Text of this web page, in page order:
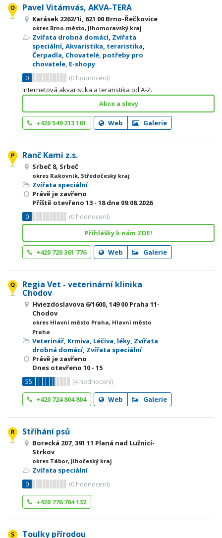
Pavel Vitámvás, AKVA-TERA
Karásek 2262/1i, 621 00 Brno-Řečkovice
okres Brno-město, Jihomoravský kraj
Zvířata drobná domácí, Zvířata
speciální, Akvaristika, teraristika,
Čerpadla, Chovatelé, potřeby pro
chovatele, E-shopy
0
(0 hodnocení)
Internetová akvaristika a teraristika od A-Z.
Akce a slevy
+420 549 213 161 Web Galerie
Ranč Kami z.s.
Srbeč 8, Srbeč
okres Rakovník, Středočeský kraj
Zvířata speciální
Právě je zavřeno
Příště otevřeno 13 - 18dne 09.08.2026
0
(0 hodnocení)
Přihlášky k nám ZDE!
+420 720 361 776 Web Galerie
Regia Vet - veterinární klinika
Chodov
Hviezdoslavova 6/1600, 149 00 Praha 11-
Chodov
okres Hlavní město Praha, Hlavní město
Praha
Veterinář, Krmiva, Léčiva, léky, Zvířata
drobná domácí, Zvířata speciální
Právě je zavřeno
Dnes otevřeno 10 - 15
55
(4hodnocení)
+420 724 804 804
Web Galerie
Stříhání psů
Borecká 207, 391 11 Planá nad Lužnicí-
Strkov
okres Tábor, Jihočeský kraj
Zvířata speciální
0
(0 hodnocení)
+420 776 764 132
Toulky přírodou